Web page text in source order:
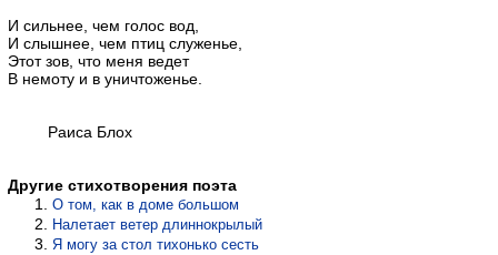
И сильнее, чем голос вод,
И слышнее, чем птиц служенье,
Этот зов, что меня ведет
В немоту и в уничтоженье.
Раиса Блох
Другие стихотворения поэта
О том, как в доме большом
Налетает ветер длиннокрылый
Я могу за стол тихонько сесть